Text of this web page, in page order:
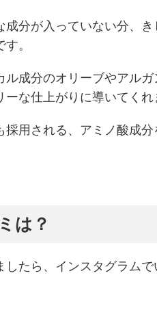
分が入っていない分、
。
成分のオリーブやアル
な仕上がりに導いてくれ
用される、アミノ酸成
は？
たら、インスタグラム